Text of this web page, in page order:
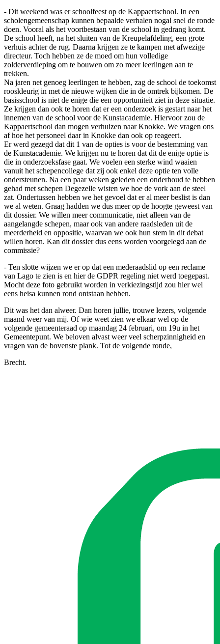
- Dit weekend was er schoolfeest op de Kappaertschool. In een
scholengemeenschap kunnen bepaalde verhalen nogal snel de ronde
doen. Vooral als het voortbestaan van de school in gedrang komt.
De school heeft, na het sluiten van de Kreupelafdeling, een grote
verhuis achter de rug. Daarna krijgen ze te kampen met afwezige
directeur. Toch hebben ze de moed om hun volledige
zolderverdieping om te bouwen om zo meer leerlingen aan te
trekken.
Na jaren net genoeg leerlingen te hebben, zag de school de toekomst
rooskleurig in met de nieuwe wijken die in de omtrek bijkomen. De
basisschool is niet de enige die een opportuniteit ziet in deze situatie.
Ze krijgen dan ook te horen dat er een onderzoek is gestart naar het
innemen van de school voor de Kunstacademie. Hiervoor zou de
Kappaertschool dan mogen verhuizen naar Knokke. We vragen ons
af hoe het personeel daar in Knokke dan ook op reageert.
Er werd gezegd dat dit 1 van de opties is voor de bestemming van
de Kunstacademie. We krijgen nu te horen dat dit de enige optie is
die in onderzoeksfase gaat. We voelen een sterke wind waaien
vanuit het schepencollege dat zij ook enkel deze optie ten volle
ondersteunen. Na een paar weken geleden een onderhoud te hebben
gehad met schepen Degezelle wisten we hoe de vork aan de steel
zat. Ondertussen hebben we het gevoel dat er al meer beslist is dan
we al weten. Graag hadden we dus meer op de hoogte geweest van
dit dossier. We willen meer communicatie, niet alleen van de
aangelangde schepen, maar ook van andere raadsleden uit de
meerderheid en oppositie, waarvan we ook hun stem in dit debat
willen horen. Kan dit dossier dus eens worden voorgelegd aan de
commissie?
- Ten slotte wijzen we er op dat een mederaadslid op een reclame
van Lago te zien is en hier de GDPR regeling niet werd toegepast.
Mocht deze foto gebruikt worden in verkiezingstijd zou hier wel
eens heisa kunnen rond ontstaan hebben.
Dit was het dan alweer. Dan horen jullie, trouwe lezers, volgende
maand weer van mij. Of wie weet zien we elkaar wel op de
volgende gemeenteraad op maandag 24 februari, om 19u in het
Gemeentepunt. We beloven alvast weer veel scherpzinnigheid en
vragen van de bovenste plank. Tot de volgende ronde,
Brecht.